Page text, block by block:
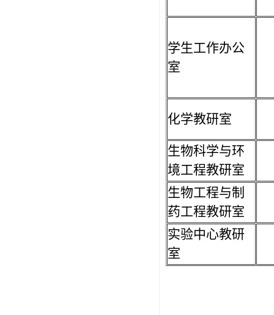
学生工作办公
室
化学教研室
生物科学与环
境工程教研室
生物工程与制
药工程教研室
实验中心教研
室